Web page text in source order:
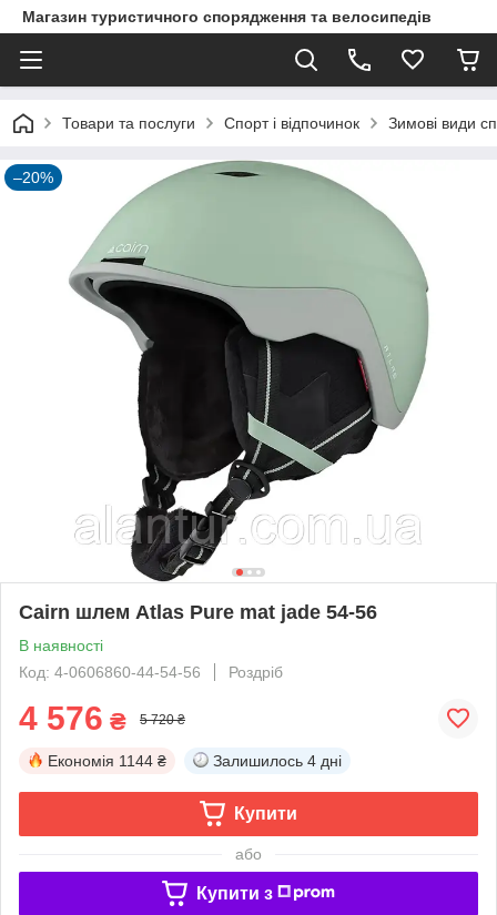
Магазин туристичного спорядження та велосипедів
Товари та послуги Спорт і відпочинок Зимові види
–20%
Cairn шлем Atlas Pure mat jade 54-56
В наявності
Код: 4-0606860-44-54-56
Роздріб
4 576 ₴ 5 720 ₴
Економія 1144 ₴ Залишилось 4 дні
Купити
або
Купити з